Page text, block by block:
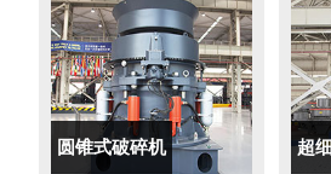
圆锥式破碎机 超